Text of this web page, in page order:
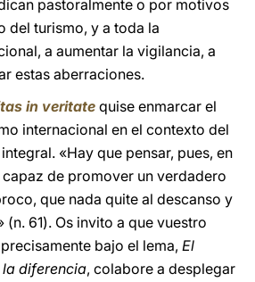
pastoralmente o por motivos
del turismo, y a toda la
a aumentar la vigilancia, a
estas aberraciones.
in veritate quise enmarcar el
internacional en el contexto del
«Hay que pensar, pues, en
de promover un verdadero
que nada quite al descanso y
(n. 61). Os invito a que vuestro
bajo el lema, El
diferencia, colabore a desplegar